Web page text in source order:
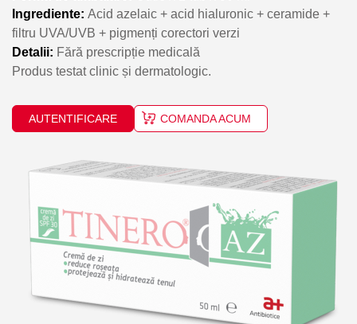
Ingrediente: Acid azelaic + acid hialuronic + ceramide +
filtru UVA/UVB + pigmenți corectori verzi
Detalii: Fără prescripție medicală
Produs testat clinic și dermatologic.
AUTENTIFICARE COMANDA ACUM